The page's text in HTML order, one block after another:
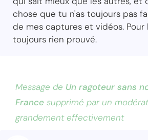
chose que tu n'as toujours pas
de mes captures et vidéos. Pour
toujours rien prouvé.
Message de Un ragoteur sans
France supprimé par un
grandement effectivement